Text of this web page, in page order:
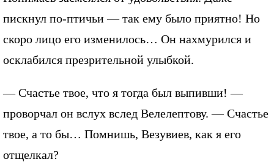
пискнул по-птичьи — так ему было приятно! Но
скоро лицо его изменилось… Он нахмурился и
осклабился презрительной улыбкой.
— Счастье твое, что я тогда был выпивши! —
проворчал он вслух вслед Велелептову. — Счастье
твое, а то бы… Помнишь, Везувиев, как я его
отщелкал?